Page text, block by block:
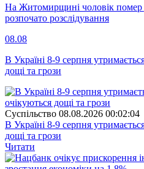
На Житомирщині чоловік помер
розпочато розслідування
08.08
В Україні 8-9 серпня
дощі та грози
Суспiльство 08.08.2026 00:02:04
В Україні 8-9 серпня
дощі та грози
Читати